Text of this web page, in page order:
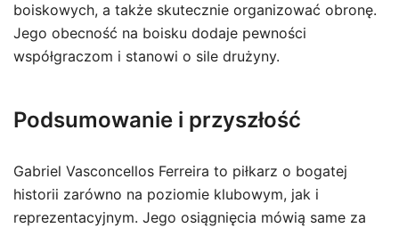
boiskowych, a także skutecznie organizować obronę.
Jego obecność na boisku dodaje pewności
współgraczom i stanowi o sile drużyny.
Podsumowanie i przyszłość
Gabriel Vasconcellos Ferreira to piłkarz o bogatej
historii zarówno na poziomie klubowym, jak i
reprezentacyjnym. Jego osiągnięcia mówią same za